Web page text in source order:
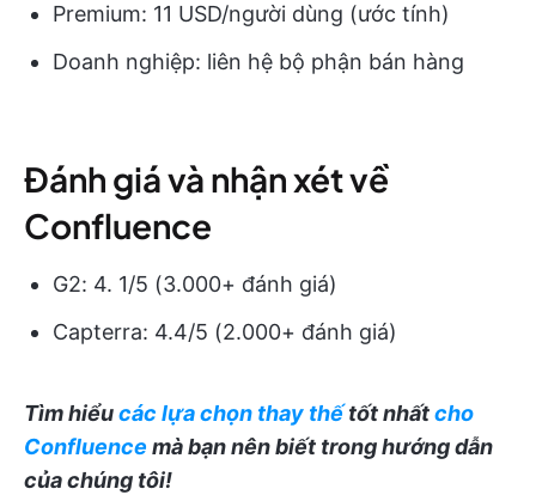
Premium: 11 USD/người dùng (ước tính)
Doanh nghiệp: liên hệ bộ phận bán hàng
Đánh giá và nhận xét về
Confluence
G2: 4. 1/5 (3.000+ đánh giá)
Capterra: 4.4/5 (2.000+ đánh giá)
Tìm hiểucác lựa chọn thay thếtốt nhấtcho
Confluence mà bạn nên biết trong hướng dẫn
của chúng tôi!